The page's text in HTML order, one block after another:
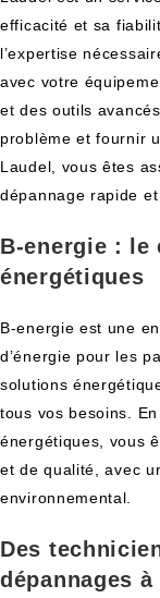
efficacité et sa
l’expertise
avec votre
et des outils
problème et fournir
Laudel, vous êtes
dépannage rapide et
B-energie : le
énergétiques
B-energie est une
d’énergie pour les
solutions
tous vos besoins.
énergétiques, vous
et de qualité, avec
environnemental.
Des
dépannages à